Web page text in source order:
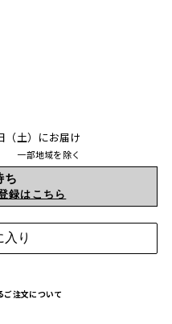
（土）にお届け
一部地域を除く
ち
録はこちら
入り
ご注文について